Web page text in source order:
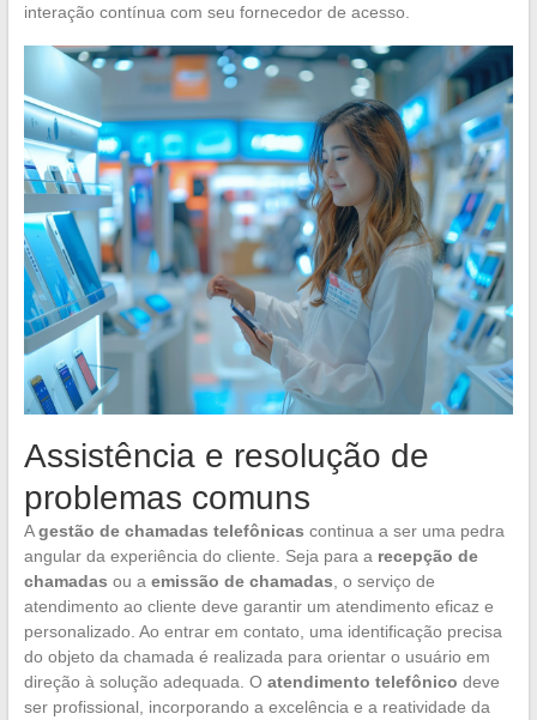
interação contínua com seu fornecedor de acesso.
Assistência e resolução de
problemas comuns
Agestão de chamadas telefônicas continua a ser uma pedra
angular da experiência do cliente. Seja para a recepção de
chamadas ou a emissão de chamadas , o serviço de
atendimento ao cliente deve garantir um atendimento eficaz e
personalizado. Ao entrar em contato, uma identificação precisa
do objeto da chamada é realizada para orientar o usuário em
direção à solução adequada. O atendimento telefônico deve
ser profissional, incorporando a excelência e a reatividade da